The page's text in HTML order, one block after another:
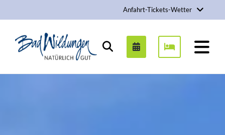
Anfahrt-Tickets-Wetter
Stadt Bad Wildungen
Suchen